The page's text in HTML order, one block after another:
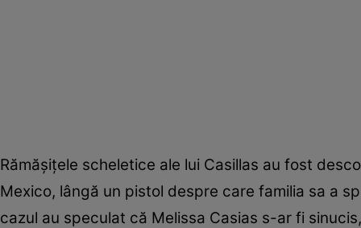
Rămășițele scheletice ale lui Casillas au fost
Mexico, lângă un pistol despre care familia sa a
cazul au speculat că Melissa Casias s-ar fi